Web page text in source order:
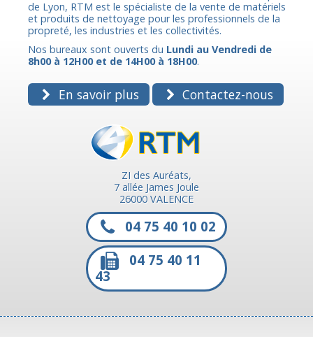
de Lyon, RTM est le spécialiste de la vente de matériels
et produits de nettoyage pour les professionnels de la
propreté, les industries et les collectivités.
Nos bureaux sont ouverts du Lundi au Vendredi de
8h00 à 12H00 et de 14H00 à 18H00.
En savoir plus Contactez-nous
ZI des Auréats,
7 allée James Joule
26000 VALENCE
04 75 40 10 02
04 75 40 11
43